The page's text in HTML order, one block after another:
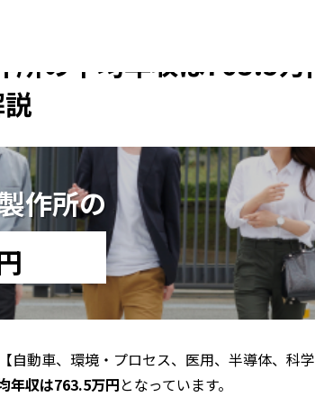
所の平均年収は763.5万
作所の
自動車、環境・プロセス、医用、半導体、科
年収は763.5万円となっています。